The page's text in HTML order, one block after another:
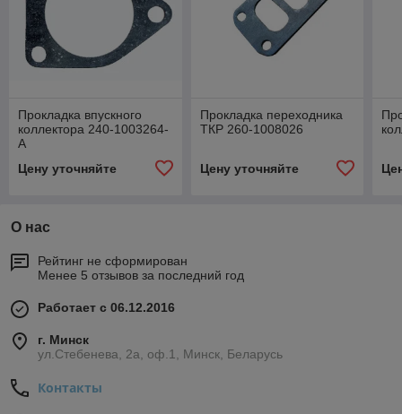
Прокладка впускного
коллектора 240-1003264-
А
Цену уточняйте
Прокладка переходника
ТКР 260-1008026
Цену уточняйте
О нас
Рейтинг не сформирован
Менее 5 отзывов за последний год
Работает с 06.12.2016
г. Минск
ул.Стебенева, 2а, оф.1, Минск, Беларусь
Контакты